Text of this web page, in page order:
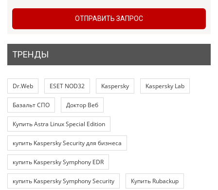
ОТПРАВИТЬ ЗАПРОС
ТРЕНДЫ
Dr.Web ESET NOD32 Kaspersky Kaspersky Lab
Базальт СПО Доктор Веб
Купить Astra Linux Special Edition
купить Kaspersky Security для бизнеса
купить Kaspersky Symphony EDR
купить Kaspersky Symphony Security Купить Rubackup